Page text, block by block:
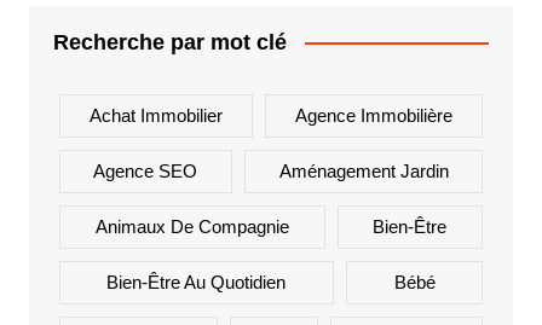
Recherche par mot clé
Achat Immobilier Agence Immobilière
Agence SEO Aménagement Jardin
Animaux De Compagnie Bien-Être
Bien-Être Au Quotidien Bébé